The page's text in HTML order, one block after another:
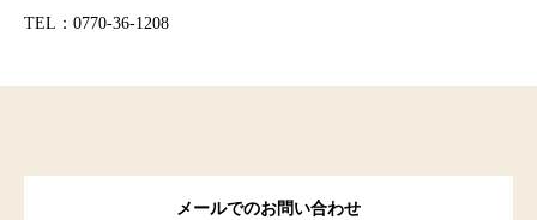
TEL：0770-36-1208
メールでのお問い合わせ